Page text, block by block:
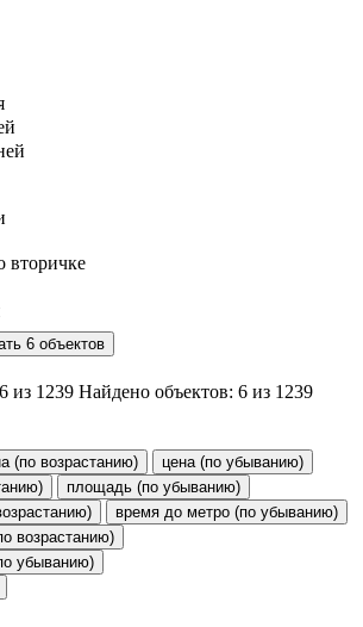
вторичке
6 объектов
6 из 1239 Найдено объектов: 6 из 1239
(по возрастанию)
цена (по убыванию)
площадь (по убыванию)
время до метро (по убыванию)
возрастанию)
убыванию)